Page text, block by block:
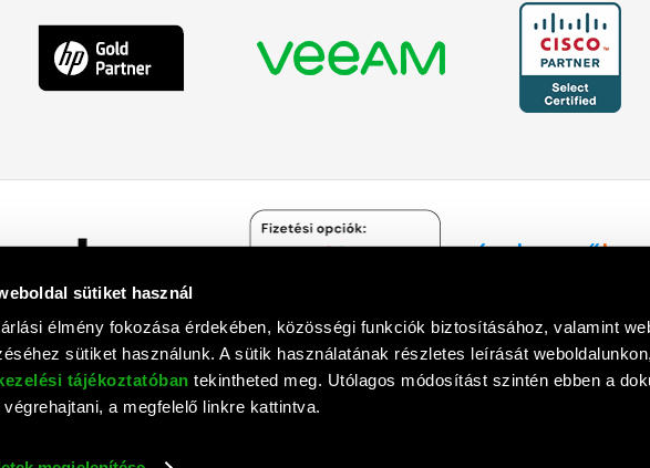
sütiket használ
élmény fokozása érdekében, közösségi funkciók biztosításához, valamint
sütiket használunk. A sütik használatának részletes leírását
tájékoztatóban tekintheted meg. Utólagos módosítást szintén ebben a
a megfelelő linkre kattintva.
Rufusz Computer Informatika Zrt. © 1992 - 2018. Minden jog fenntartva. All